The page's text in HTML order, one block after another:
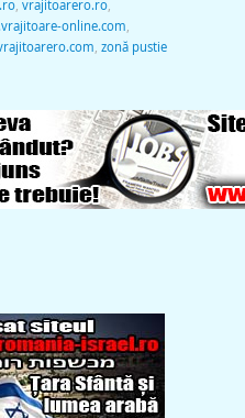
, vrajitoarero.ro,
online.com
zonă pustie